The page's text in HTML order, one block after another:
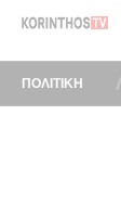
ΠΟΛΙΤΙΚΗ